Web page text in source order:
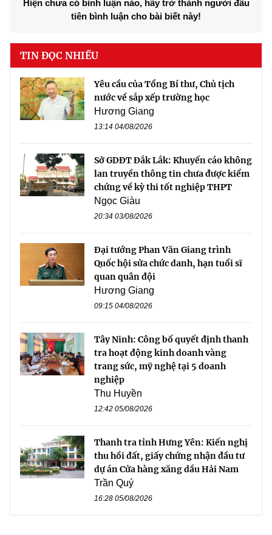
Hiện chưa có bình luận nào, hãy trở thành người đầu
tiên bình luận cho bài biết này!
TIN ĐỌC NHIỀU
Yêu cầu của Tổng Bí thư, Chủ tịch
nước về sắp xếp trường học
Hương Giang
13:14 04/08/2026
Sở GDĐT Đắk Lắk: Khuyến cáo không
lan truyền thông tin chưa được kiểm
chứng về kỳ thi tốt nghiệp THPT
Ngọc Giàu
20:34 03/08/2026
Đại tướng Phan Văn Giang trình
Quốc hội sửa chức danh, hạn tuổi sĩ
quan quân đội
Hương Giang
09:15 04/08/2026
Tây Ninh: Công bố quyết định thanh
tra hoạt động kinh doanh vàng
trang sức, mỹ nghệ tại 5 doanh
nghiệp
Thu Huyền
12:42 05/08/2026
Thanh tra tỉnh Hưng Yên: Kiến nghị
thu hồi đất, giấy chứng nhận đầu tư
dự án Cửa hàng xăng dầu Hải Nam
Trần Quý
16:28 05/08/2026